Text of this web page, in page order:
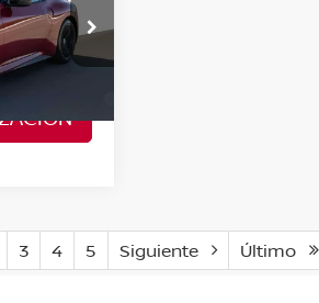
Valores:30313
3 4 5 Siguiente Último